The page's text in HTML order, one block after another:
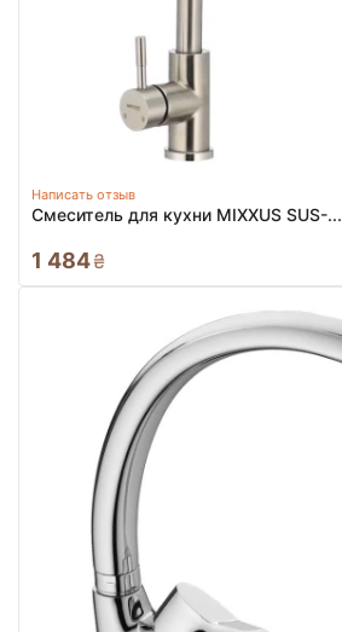
Написать отзыв
Смеситель для кухни MIXXUS SUS-...
1 484₴